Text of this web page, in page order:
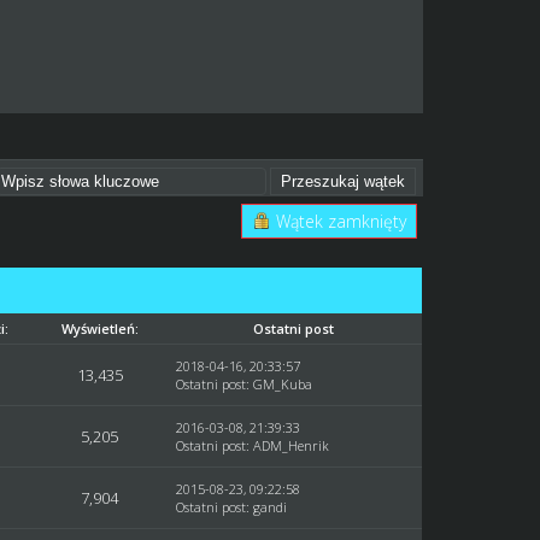
Wątek zamknięty
Wyświetleń: Ostatni post
13,435
2018-04-16, 20:33:57
Ostatni post:GM_Kuba
5,205
2016-03-08, 21:39:33
Ostatni post:ADM_Henrik
7,904
2015-08-23, 09:22:58
Ostatni post:gandi